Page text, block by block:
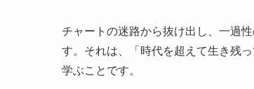
チャートの迷路から抜け出し、一過
す。それは、「時代を超えて生き残
学ぶことです。